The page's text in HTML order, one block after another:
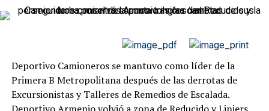
Tomás Bottarifue expulsado por una fuerte infracción
decisión desató el enojo del público local y alteró los
Minutos más tarde, el capitánVillarecibió dos
amonestaciones consecutivas y también vio la tarjeta
Deportivo Camioneros se mantuvo como líder de la
Primera B Metropolitana después de las derrotas de
Excursionistas y Talleres de Remedios de Escalada.